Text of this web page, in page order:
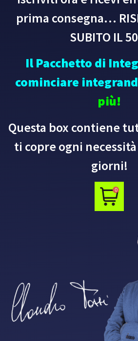
prima consegna…
SUBITO IL
Il Pacchetto di
cominciare
più!
Questa box contiene
ti copre ogni
giorni!
0